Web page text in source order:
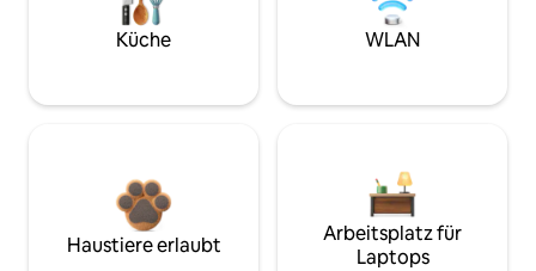
Küche WLAN
Haustiere erlaubt
Arbeitsplatz für
Laptops